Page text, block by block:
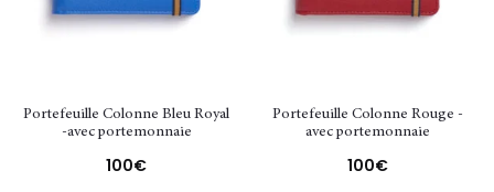
Portefeuille Colonne Bleu Royal
-avec portemonnaie
100€
Portefeuille Colonne Rouge -
avec portemonnaie
100€